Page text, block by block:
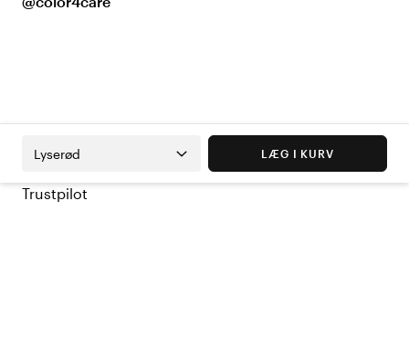
Lyserød LÆG I KURV
Trustpilot